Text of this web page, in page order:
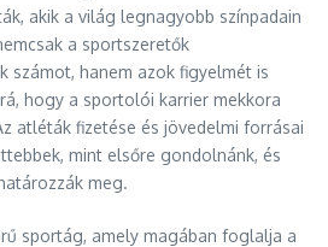
akik a világ legnagyobb színpadain
a sportszeretők
számot, hanem azok figyelmét is
hogy a sportolói karrier mekkora
atléták fizetése és jövedelmi forrásai
mint elsőre gondolnánk, és
meg.
sportág, amely magában foglalja a